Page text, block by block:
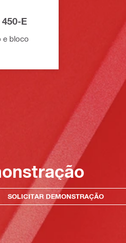
E
e bloco
SOLICITAR DEMONSTRAÇÃO